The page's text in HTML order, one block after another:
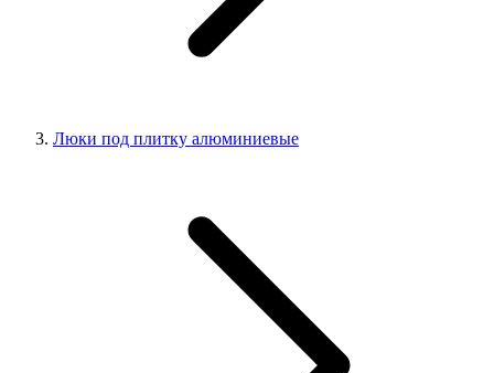
Люки под плитку алюминиевые